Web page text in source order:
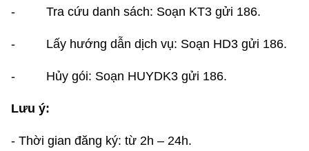
- Tra cứu danh sách: Soạn KT3 gửi 186.
- Lấy hướng dẫn dịch vụ: Soạn HD3 gửi 186.
- Hủy gói: Soạn HUYDK3 gửi 186.
Lưu ý:
- Thời gian đăng ký: từ 2h – 24h.